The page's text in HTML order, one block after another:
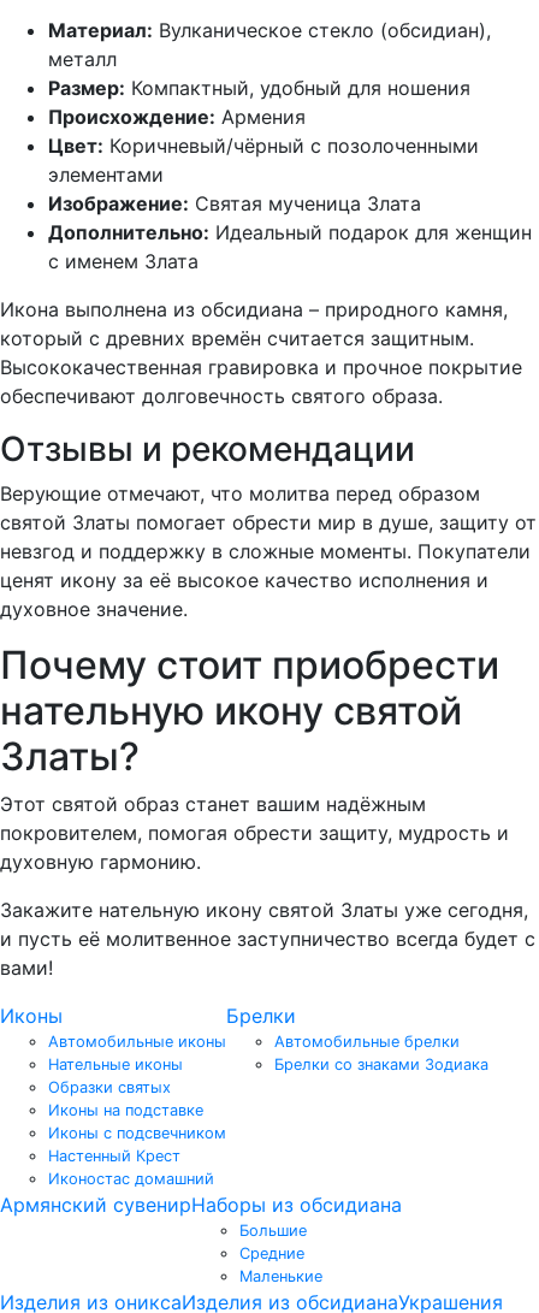
Материал: Вулканическое стекло (обсидиан),
металл
Размер: Компактный, удобный для ношения
Происхождение: Армения
Цвет: Коричневый/чёрный с позолоченными
элементами
Изображение: Святая мученица Злата
Дополнительно: Идеальный подарок для женщин
с именем Злата
Икона выполнена из обсидиана – природного камня,
который с древних времён считается защитным.
Высококачественная гравировка и прочное покрытие
обеспечивают долговечность святого образа.
Отзывы и рекомендации
Верующие отмечают, что молитва перед образом
святой Златы помогает обрести мир в душе, защиту от
невзгод и поддержку в сложные моменты. Покупатели
ценят икону за её высокое качество исполнения и
духовное значение.
Почему стоит приобрести
нательную икону святой
Златы?
Этот святой образ станет вашим надёжным
покровителем, помогая обрести защиту, мудрость и
духовную гармонию.
Закажите нательную икону святой Златы уже сегодня,
и пусть её молитвенное заступничество всегда будет с
вами!
Иконы
Автомобильные иконы
Нательные иконы
Образки святых
Иконы на подставке
Иконы с подсвечником
Настенный Крест
Иконостас домашний
Брелки
Автомобильные брелки
Брелки со знаками Зодиака
Армянский сувенирНаборы из обсидиана
Большие
Средние
Маленькие
Изделия из ониксаИзделия из обсидианаУкрашения